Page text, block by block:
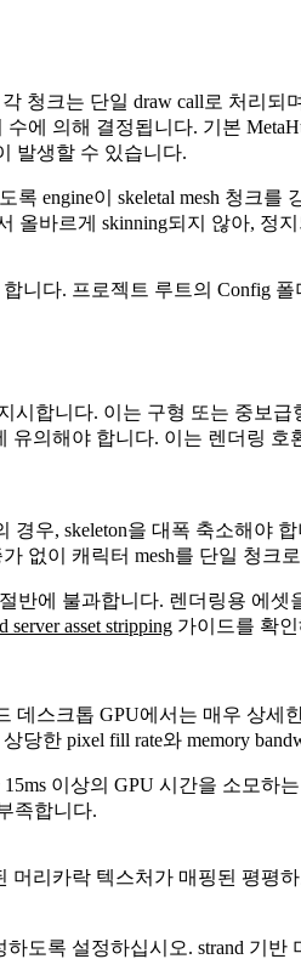
청크는 단일 draw call로 처리
에 의해 결정됩니다. 기본
발생할 수 있습니다.
engine이 skeletal mesh 청크
바르게 skinning되지 않아, 정
니다. 프로젝트 루트의 Config 폴
시합니다. 이는 구형 또는 중보
의해야 합니다. 이는 렌더링
경우, skeleton을 대폭 축소해
없이 캐릭터 mesh를 단일 청크
반에 불과합니다. 렌더링용 에
server asset stripping 가이드를 확
데스크톱 GPU에서는 매우 상
당한 pixel fill rate와 memory
이상의 GPU 시간을 소모
족합니다.
리카락 텍스처가 매핑된 평평
도록 설정하십시오. strand 기